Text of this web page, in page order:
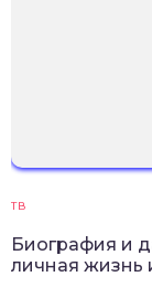
ТВ
Биография и
личная жизнь